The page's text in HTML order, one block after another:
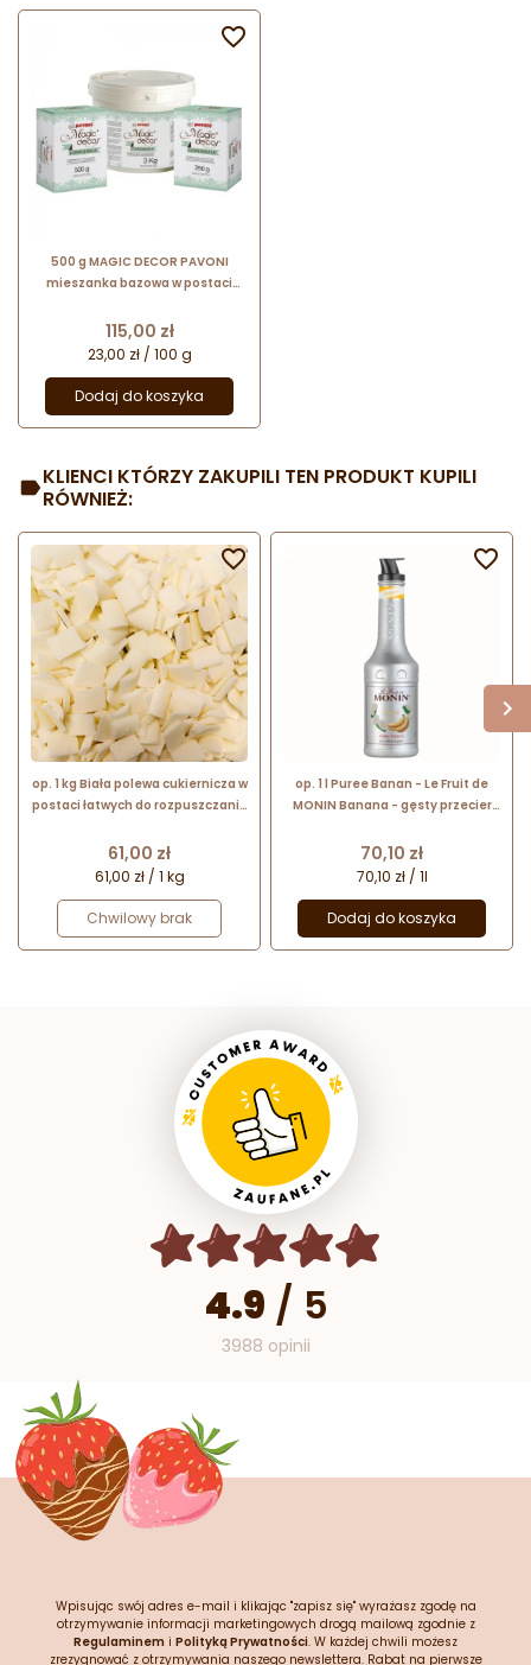
500 g MAGIC DECOR PAVONI
mieszanka bazowa w postaci
dekoracyjnej do koronek
Cena
115,00 zł
23,00 zł / 100 g
Dodaj do koszyka

KLIENCI KTÓRZY ZAKUPILI TEN PRODUKT KUPILI
RÓWNIEŻ:
op. 1 kg Biała polewa cukiernicza w
postaci łatwych do rozpuszczania
Bakels Bakery Ingredients
Cena
61,00 zł
61,00 zł / 1 kg
Chwilowy brak

op. 1 l Puree Banan - Le Fruit de
MONIN Banana - gęsty przecier
Cena
70,10 zł
70,10 zł / 1l
Dodaj do koszyka

4.9 / 5
3988 opinii
Wpisując swój adres e-mail i klikając "zapisz się" wyrażasz zgodę na
otrzymywanie informacji marketingowych drogą mailową zgodnie z
Regulaminem i Polityką Prywatności. W każdej chwili możesz
zrezygnować z otrzymywania naszego newslettera. Rabat na pierwsze